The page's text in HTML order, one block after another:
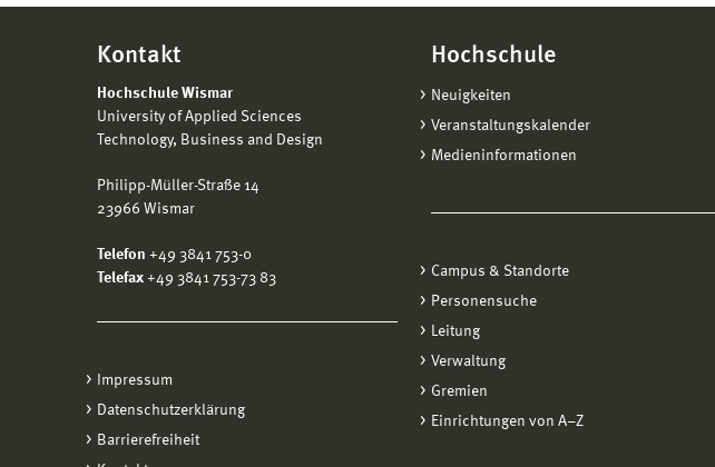
Kontakt
Hochschule Wismar
University of Applied Sciences
Technology, Business and Design
Philipp-Müller-Straße 14
23966 Wismar
Telefon +49 3841 753-0
Telefax +49 3841 753-73 83
Impressum
Datenschutzerklärung
Barrierefreiheit
Hochschule
Neuigkeiten
Veranstaltungskalender
Medieninformationen
Campus & Standorte
Personensuche
Leitung
Verwaltung
Gremien
Einrichtungen von A−Z